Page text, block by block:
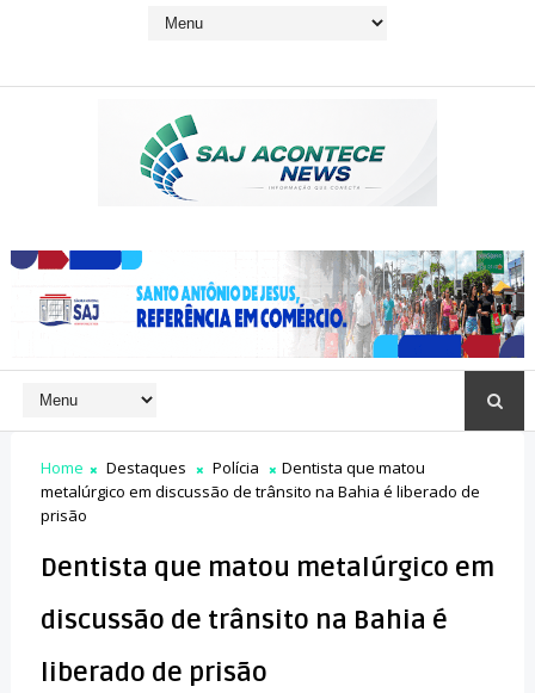
Home Destaques Polícia
Dentista que matou
metalúrgico em discussão de trânsito na Bahia é liberado de
prisão
Dentista que matou metalúrgico em
discussão de trânsito na Bahia é
liberado de prisão